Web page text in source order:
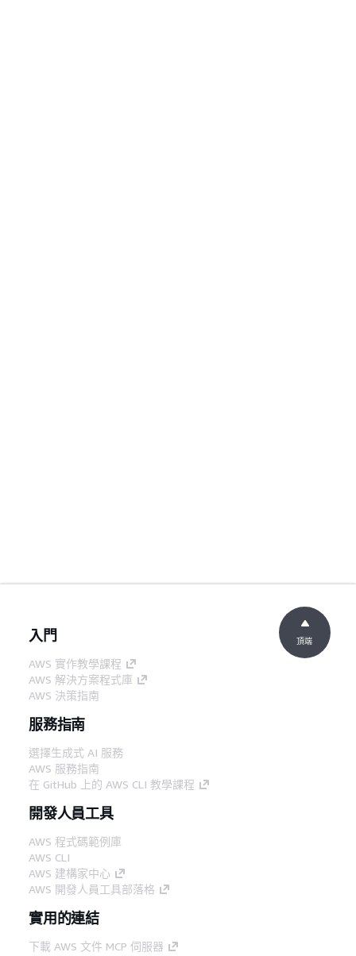
入門
AWS 實作教學課程
AWS 解決方案程式庫
AWS 決策指南
服務指南
選擇生成式 AI 服務
AWS 服務指南
在 GitHub 上的 AWS CLI 教學課程
開發人員工具
AWS 程式碼範例庫
AWS CLI
AWS 建構家中心
AWS 開發人員工具部落格
實用的連結
下載 AWS 文件 MCP 伺服器
頂端